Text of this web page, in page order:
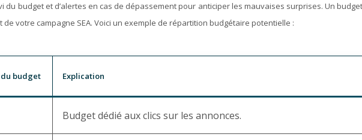
budget et d’alertes en cas de dépassement pour anticiper les mauvaises surprises. Un
votre campagne SEA. Voici un exemple de répartition budgétaire potentielle :
budget Explication
Budget dédié aux clics sur les annonces.